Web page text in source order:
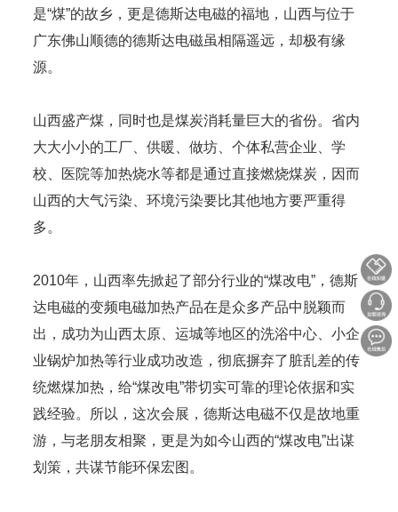
是“煤”的故乡，更是德斯达电磁的福地，山西与位于
广东佛山顺德的德斯达电磁虽相隔遥远，却极有缘
源。
山西盛产煤，同时也是煤炭消耗量巨大的省份。省内
大大小小的工厂、供暖、做坊、个体私营企业、学
校、医院等加热烧水等都是通过直接燃烧煤炭，因而
山西的大气污染、环境污染要比其他地方要严重得
多。
2010年，山西率先掀起了部分行业的“煤改电”，德斯
达电磁的变频电磁加热产品在是众多产品中脱颖而
出，成功为山西太原、运城等地区的洗浴中心、小企
业锅炉加热等行业成功改造，彻底摒弃了脏乱差的传
统燃煤加热，给“煤改电”带切实可靠的理论依据和实
践经验。所以，这次会展，德斯达电磁不仅是故地重
游，与老朋友相聚，更是为如今山西的“煤改电”出谋
划策，共谋节能环保宏图。